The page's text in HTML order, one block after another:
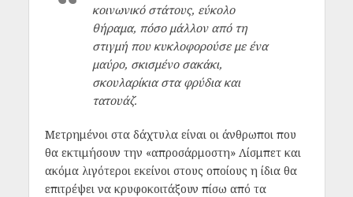
κοινωνικό στάτους, εύκολο
θήραμα, πόσο μάλλον από τη
στιγμή που κυκλοφορούσε με ένα
μαύρο, σκισμένο σακάκι,
σκουλαρίκια στα φρύδια και
τατουάζ.
Μετρημένοι στα δάχτυλα είναι οι άνθρωποι που
θα εκτιμήσουν την «απροσάρμοστη» Λίσμπετ και
ακόμα λιγότεροι εκείνοι στους οποίους η ίδια θα
επιτρέψει να κρυφοκοιτάξουν πίσω από τα